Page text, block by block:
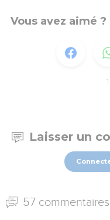
Vous avez aimé
1
Laisser un
57 commentaires